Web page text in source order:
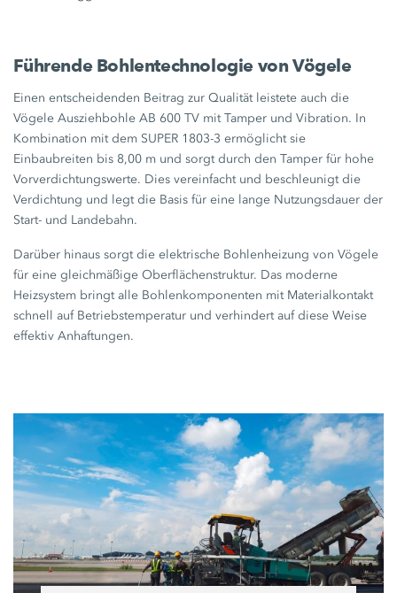
Führende Bohlentechnologie von Vögele
Einen entscheidenden Beitrag zur Qualität leistete auch die
Vögele AusziehbohleAB 600 TV mit Tamper und Vibration. In
Kombination mit dem SUPER 1803-3 ermöglicht sie
Einbaubreiten bis 8,00 m und sorgt durch den Tamper für hohe
Vorverdichtungswerte. Dies vereinfacht und beschleunigt die
Verdichtung und legt die Basis für eine lange Nutzungsdauer der
Start- und Landebahn.
Darüber hinaus sorgt die elektrische Bohlenheizung von Vögele
für eine gleichmäßige Oberflächenstruktur. Das moderne
Heizsystem bringt alle Bohlenkomponenten mit Materialkontakt
schnell auf Betriebstemperatur und verhindert auf diese Weise
effektiv Anhaftungen.